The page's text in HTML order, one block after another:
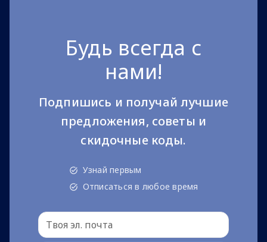
Будь всегда с
нами!
Подпишись и получай лучшие
предложения, советы и
скидочные коды.
Узнай первым
Отписаться в любое время